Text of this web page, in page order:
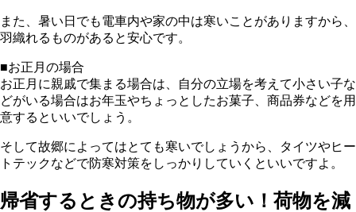
また、暑い日でも電車内や家の中は寒いことがありますから、
羽織れるものがあると安心です。
■お正月の場合
お正月に親戚で集まる場合は、自分の立場を考えて小さい子な
どがいる場合はお年玉やちょっとしたお菓子、商品券などを用
意するといいでしょう。
そして故郷によってはとても寒いでしょうから、タイツやヒー
トテックなどで防寒対策をしっかりしていくといいですよ。
帰省するときの持ち物が多い！荷物を減